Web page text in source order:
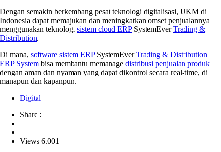
Dengan semakin berkembang pesat teknologi digitalisasi, UKM di
Indonesia dapat memajukan dan meningkatkan omset penjualannya
menggunakan teknologi sistem cloud ERPSystemEverTrading &
Distribution.
Di mana, software sistem ERPSystemEverTrading & Distribution
ERP System bisa membantu memanage distribusi penjualan produk
dengan aman dan nyaman yang dapat dikontrol secara real-time, di
manapun dan kapanpun.
Digital
Share :
Views 6.001